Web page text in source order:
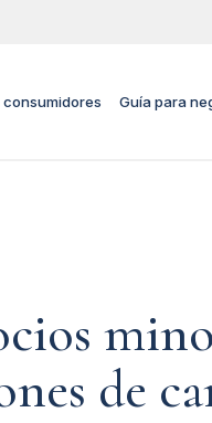
Guía para
de